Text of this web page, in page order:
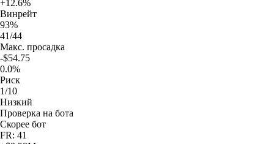
+12.6%
Винрейт
93%
41/44
Макс. просадка
-$54.75
0.0%
Риск
1/10
Низкий
Проверка на бота
Скорее бот
FR: 41